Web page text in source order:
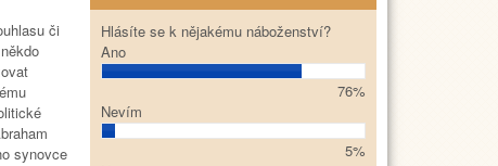
či
synovce
Hlásíte se k nějakému náboženství?
Ano
76%
Nevím
5%